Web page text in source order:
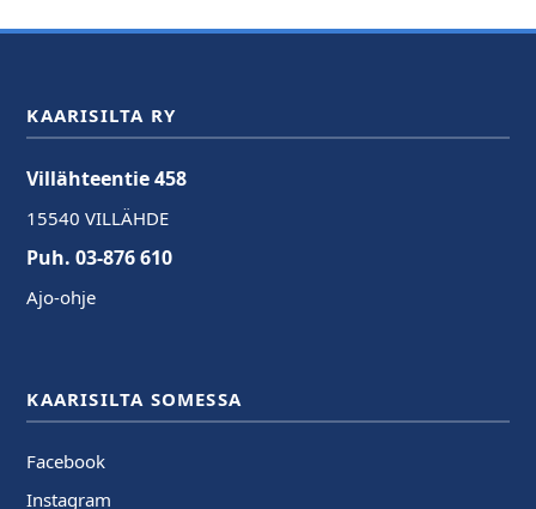
KAARISILTA RY
Villähteentie 458
15540 VILLÄHDE
Puh. 03-876 610
Ajo-ohje
KAARISILTA SOMESSA
Facebook
Instagram